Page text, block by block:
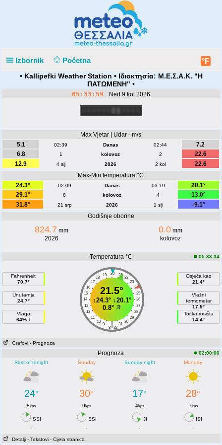
Izbornik Početna °F
• Kallipefki Weather Station • Ιδιοκτησία: Μ.Ε.Σ.Α.Κ. "Η
ΠΑΤΩΜΕΝΗ" •
05:33:59 Ned 9 kol 2026
Max Vjetar | Udar - m/s
5.1
02:39 Danas 02:44
7.2
6.8
1 kolovoz 2
22.6
12.9
4 sij 2026 2 kol
22.6
Max-Min temperatura °C
24.3°
02:09 Danas 03:19
20.1°
29.1°
8 kolovoz 4
13.0°
31.8°
21 srp 2026 1 sij
-9.1°
Godišnje oborine
824.7 mm
2026
0.0mm
kolovoz
Temperatura °C 05:33:34
Fahrenheit
70.7°
Unutarnja
24.7°
Vlaga
64% ↓
20
19 21
18
22
17
23
16
24
15
25
14
26
13
27
12
28
11
29
10
30
9 31
|
8 32
21.5°
↑24.3°↓20.1°
0.8°
Osjeća kao
21.4°
Vlažni
termometar
17.5°
Točka rosišta
14.4°
Grafovi - Prognoza
Prognoza
02:00:00
Rest of tonight
Sunday Sunday night Monday
24° 30° 17° 28°
8kps 9kps 4kps 7kps
SSI SSI JI
ISI
-
- -
-
Detalji - Tekstovi - Cijela stranica